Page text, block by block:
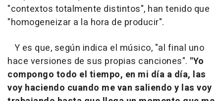
"contextos totalmente distintos", han tenido que
"homogeneizar a la hora de producir".
Y es que, según indica el músico, "al final uno
hace versiones de sus propias canciones". "Yo
compongo todo el tiempo, en mi día a día, las
voy haciendo cuando me van saliendo y las voy